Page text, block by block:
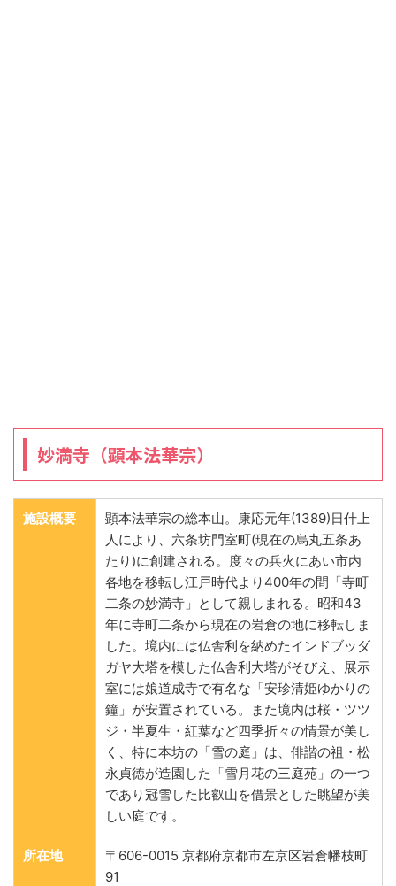
妙満寺（顕本法華宗）
施設概要
顕本法華宗の総本山。康応元年(1389)日什上
人により、六条坊門室町(現在の烏丸五条あ
たり)に創建される。度々の兵火にあい市内
各地を移転し江戸時代より400年の間「寺町
二条の妙満寺」として親しまれる。昭和43
年に寺町二条から現在の岩倉の地に移転しま
した。境内には仏舎利を納めたインドブッダ
ガヤ大塔を模した仏舎利大塔がそびえ、展示
室には娘道成寺で有名な「安珍清姫ゆかりの
鐘」が安置されている。また境内は桜・ツツ
ジ・半夏生・紅葉など四季折々の情景が美し
く、特に本坊の「雪の庭」は、俳諧の祖・松
永貞徳が造園した「雪月花の三庭苑」の一つ
であり冠雪した比叡山を借景とした眺望が美
しい庭です。
所在地
〒606-0015 京都府京都市左京区岩倉幡枝町
91